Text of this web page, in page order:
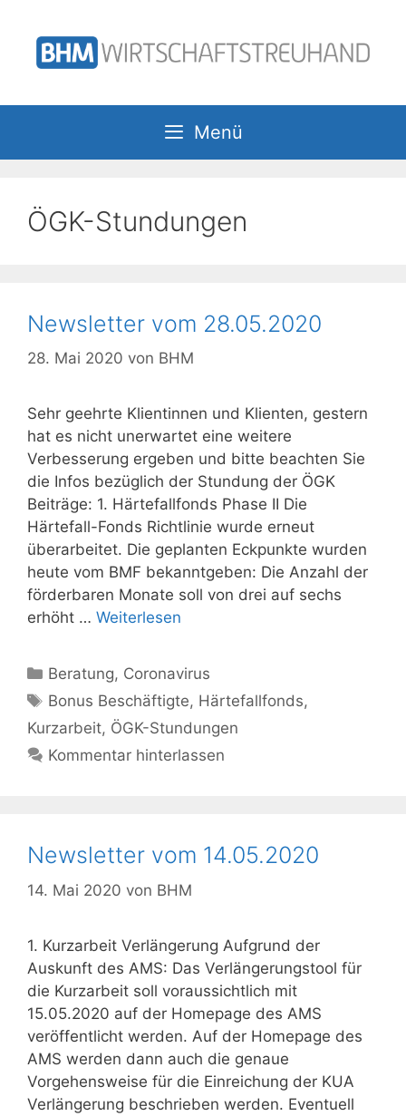
Inhalt
springen
Menü
ÖGK-Stundungen
Newsletter vom 28.05.2020
28. Mai 2020 von BHM
Sehr geehrte Klientinnen und Klienten, gestern
hat es nicht unerwartet eine weitere
Verbesserung ergeben und bitte beachten Sie
die Infos bezüglich der Stundung der ÖGK
Beiträge: 1. Härtefallfonds Phase II Die
Härtefall-Fonds Richtlinie wurde erneut
überarbeitet. Die geplanten Eckpunkte wurden
heute vom BMF bekanntgeben: Die Anzahl der
förderbaren Monate soll von drei auf sechs
erhöht … Weiterlesen
Kategorien
Beratung, Coronavirus
Schlagwörter
Bonus Beschäftigte, Härtefallfonds,
Kurzarbeit, ÖGK-Stundungen
Kommentar hinterlassen
Newsletter vom 14.05.2020
14. Mai 2020 von BHM
1. Kurzarbeit Verlängerung Aufgrund der
Auskunft des AMS: Das Verlängerungstool für
die Kurzarbeit soll voraussichtlich mit
15.05.2020 auf der Homepage des AMS
veröffentlicht werden. Auf der Homepage des
AMS werden dann auch die genaue
Vorgehensweise für die Einreichung der KUA
Verlängerung beschrieben werden. Eventuell